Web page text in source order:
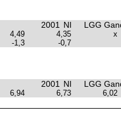
2001 NI LGG
4,49 4,35
x
-1,3 -0,7
2001 NI LGG
6,94 6,73 6,02